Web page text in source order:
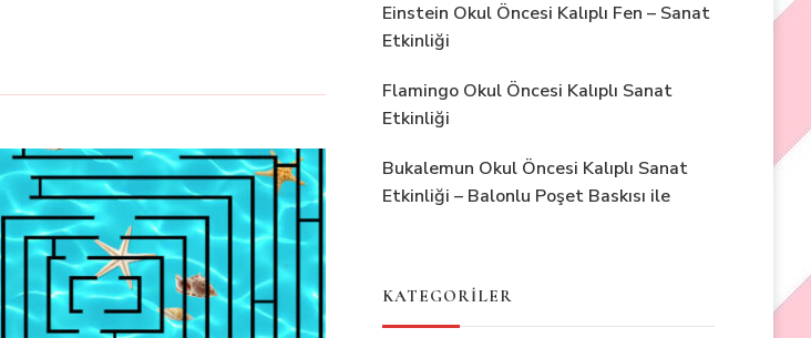
Einstein Okul Öncesi Kalıplı Fen – Sanat
Etkinliği
Flamingo Okul Öncesi Kalıplı Sanat
Etkinliği
Bukalemun Okul Öncesi Kalıplı Sanat
Etkinliği – Balonlu Poşet Baskısı ile
KATEGORİLER